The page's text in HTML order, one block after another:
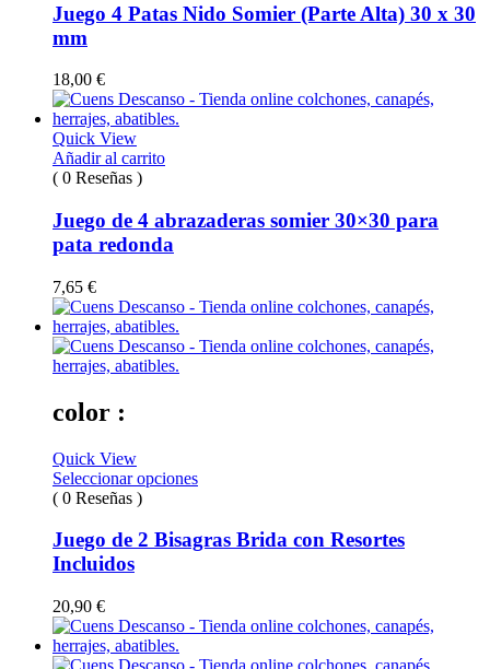
Juego 4 Patas Nido Somier (Parte Alta) 30 x 30
mm
18,00 €
Quick View
Añadir al carrito
( 0 Reseñas )
Juego de 4 abrazaderas somier 30×30 para
pata redonda
7,65 €
color :
Quick View
Seleccionar opciones
( 0 Reseñas )
Juego de 2 Bisagras Brida con Resortes
Incluidos
20,90 €